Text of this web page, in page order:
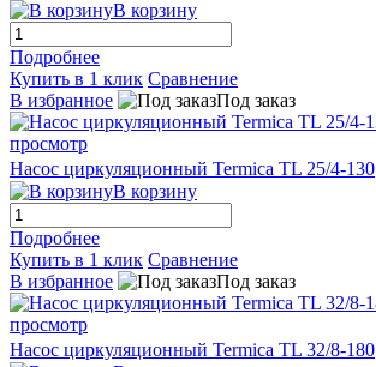
В корзину
Подробнее
Купить в 1 клик Сравнение
В избранное
Под заказ
просмотр
Насос циркуляционный Termica TL 25/4-130
В корзину
Подробнее
Купить в 1 клик Сравнение
В избранное
Под заказ
просмотр
Насос циркуляционный Termica TL 32/8-180